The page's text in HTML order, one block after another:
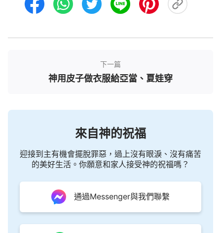
下一篇
神用皮子做衣服給亞當、夏娃穿
來自神的祝福
迎接到主有機會擺脫罪惡，過上沒有眼淚、沒有痛苦
的美好生活。你願意和家人接受神的祝福嗎？
通過Messenger與我們聯繫